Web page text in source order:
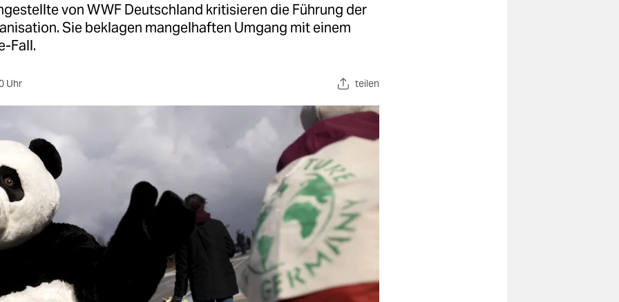
von WWF Deutschland kritisieren die Führung der
Sie beklagen mangelhaften Umgang mit einem
Fall.
Uhr teilen